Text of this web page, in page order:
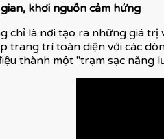
khơi nguồn cảm hứng
chỉ là nơi tạo ra những giá
trang trí toàn diện với các
thành một "trạm sạc năng